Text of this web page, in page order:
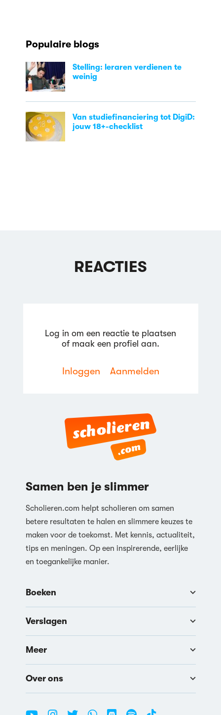
Populaire blogs
Stelling: leraren verdienen te
weinig
Van studiefinanciering tot DigiD:
jouw 18+-checklist
REACTIES
Log in om een reactie te plaatsen
of maak een profiel aan.
Inloggen Aanmelden
Samen ben je slimmer
Scholieren.com helpt scholieren om samen
betere resultaten te halen en slimmere keuzes te
maken voor de toekomst. Met kennis, actualiteit,
tips en meningen. Op een inspirerende, eerlijke
en toegankelijke manier.
Boeken
Verslagen
Meer
Over ons